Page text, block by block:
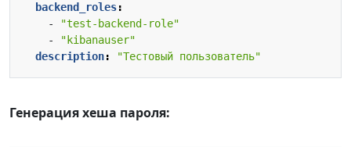
backend_roles:
-
"test-backend-role"
-
"kibanauser"
description: "Тестовый пользователь"
Генерация хеша пароля: